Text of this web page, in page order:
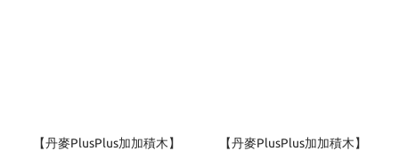
【丹麥PlusPlus加加積木】
【丹麥PlusPlus加加積木】